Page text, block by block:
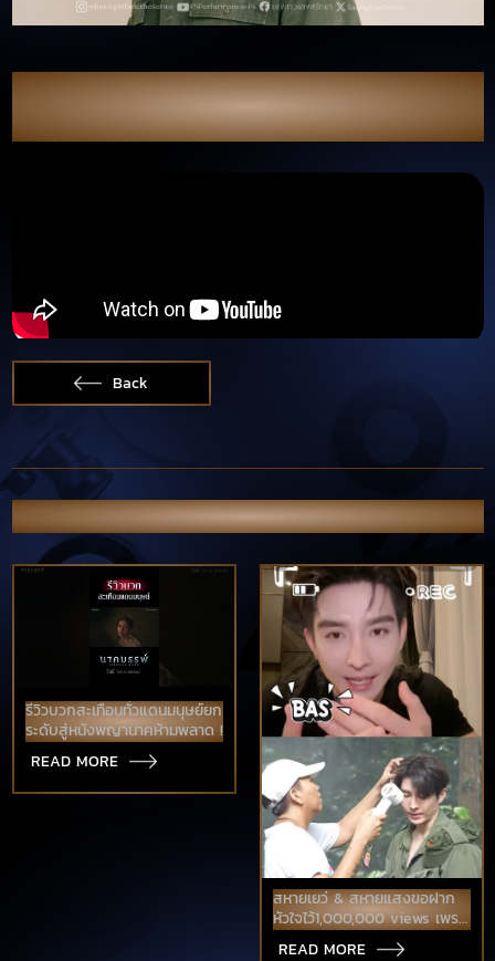
ทนกระแสไม่ไหวแล้วววว!
Back
OTHER NEWS & PORTFOLIO
รีวิวบวกสะเทือนทั่วแดนมนุษย์ยก
ระดับสู่หนังพญานาคห้ามพลาด !
READ MORE
สหายเยว่ & สหายแสงขอฝาก
หัวใจไว้1,000,000 views เพราะ
คุณ
READ MORE